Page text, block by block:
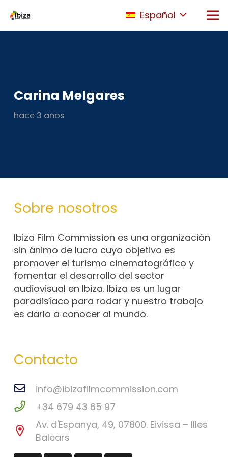
Español
Carina Melgares
hace 3 años
Sobre nosotros
Ibiza Film Commission es una organización
sin ánimo de lucro cuyo objetivo es
promover el turismo cinematográfico y
fomentar el desarrollo del sector
audiovisual en Ibiza. Ibiza es un lugar
paradisíaco para rodar y nuestro trabajo
es darlo a conocer al mundo.
Contacto
info@ibizafilmcommission.com
+34 679 43 65 97
Av. d'Espanya, 49, 07800. Eivissa – Illes
Balears